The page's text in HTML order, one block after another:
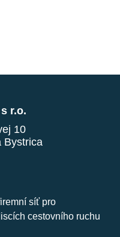
r.o.
10
Bystrica
síť pro
cestovního ruchu